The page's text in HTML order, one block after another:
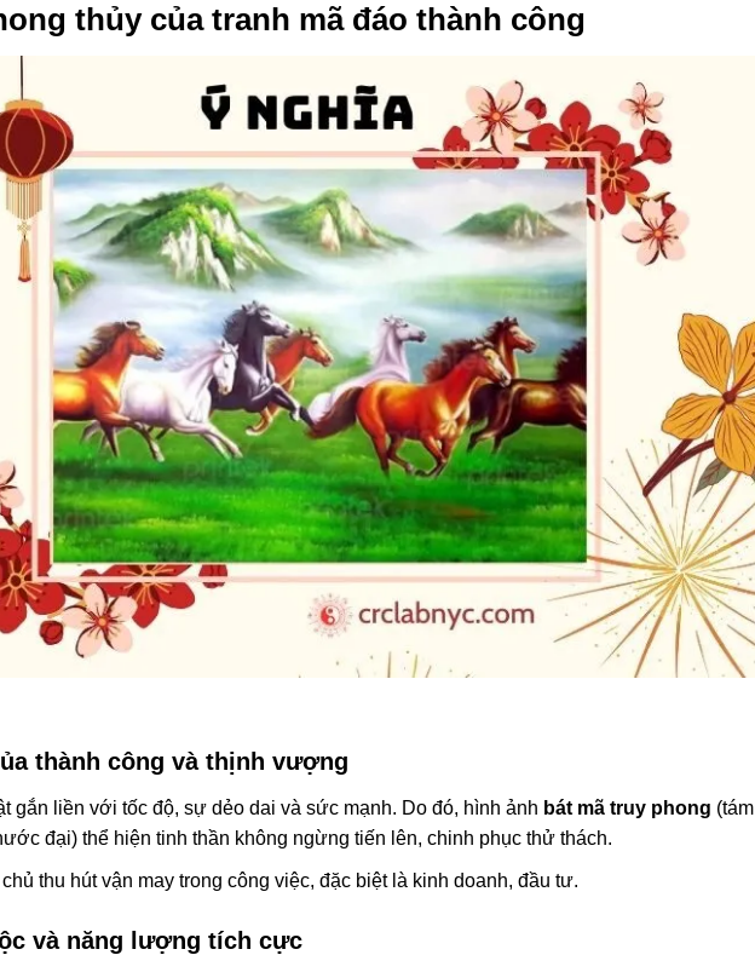
thủy của tranh mã đáo thành công
thành công và thịnh vượng
gắn liền với tốc độ, sự dẻo dai và sức mạnh. Do đó, hình ảnh bát mã truy phong (tám
đại) thể hiện tinh thần không ngừng tiến lên, chinh phục thử thách.
thu hút vận may trong công việc, đặc biệt là kinh doanh, đầu tư.
và năng lượng tích cực